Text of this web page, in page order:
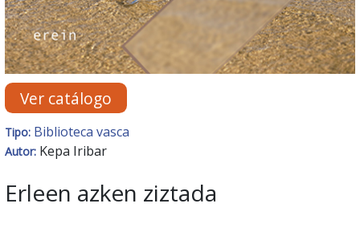
Ver catálogo
Tipo: Biblioteca vasca
Autor: Kepa Iribar
Erleen azken ziztada